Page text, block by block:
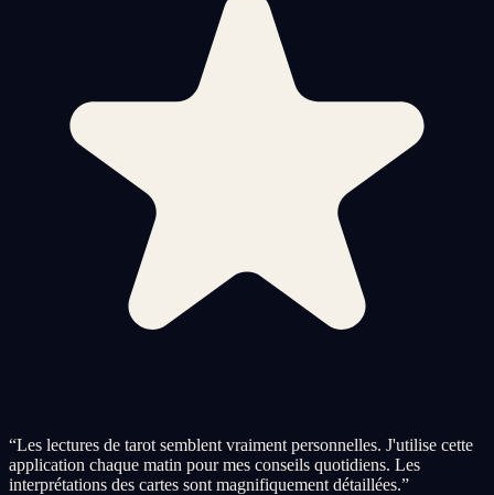
“Les lectures de tarot semblent vraiment personnelles. J'utilise cette
application chaque matin pour mes conseils quotidiens. Les
interprétations des cartes sont magnifiquement détaillées.”